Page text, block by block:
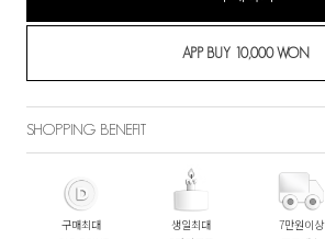
SHOPPING BENEFIT
구매최대
생일최대
7만원이상